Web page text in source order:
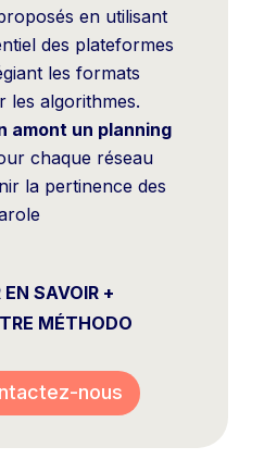
en utilisant
des plateformes
les formats
les algorithmes.
amont un planning
chaque réseau
la pertinence des
EN SAVOIR +
MÉTHODO
nous